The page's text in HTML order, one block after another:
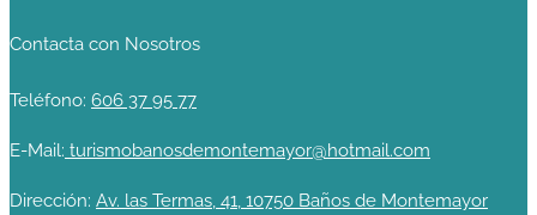
Contacta con Nosotros
Teléfono: 606 37 95 77
E-Mail: turismobanosdemontemayor@hotmail.com
Dirección: Av. las Termas, 41, 10750 Baños de Montemayor